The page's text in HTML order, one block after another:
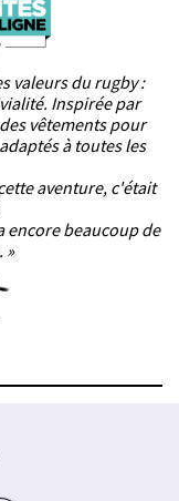
valeurs du rugby :
Inspirée par
vêtements pour
à toutes les
aventure, c'était
encore beaucoup de
»